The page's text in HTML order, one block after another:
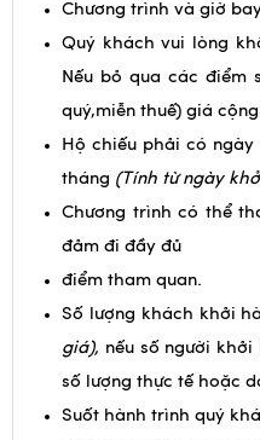
Quý khách nộp Hộ
Chương trình và giờ
Quý khách vui lòng
Nếu bỏ qua các điểm
quý,miễn thuế) giá
Hộ chiếu phải có
tháng(Tính từ ngày
Chương trình có thể
đảm đi đầy đủ
điểm tham quan.
Số lượng khách khởi
giá),nếu số người khởi
số lượng thực tế hoặc